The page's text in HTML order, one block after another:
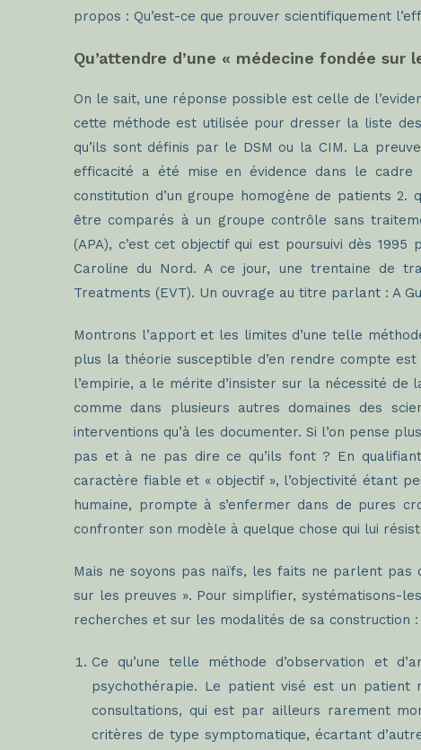
propos : Qu’est-ce que prouver scientifiquement
Qu’attendre d’une « médecine fondée sur
On le sait, une réponse possible est celle de
cette méthode est utilisée pour dresser la liste
qu’ils sont définis par le DSM ou la CIM. La
efficacité a été mise en évidence dans le cadre
constitution d’un groupe homogène de patients
être comparés à un groupe contrôle sans
(APA), c’est cet objectif qui est poursuivi dès
Caroline du Nord. A ce jour, une trentaine de
Treatments (EVT). Un ouvrage au titre parlant : A
Montrons l’apport et les limites d’une telle
plus la théorie susceptible d’en rendre compte
l’empirie, a le mérite d’insister sur la nécessité
comme dans plusieurs autres domaines des
interventions qu’à les documenter. Si l’on pense
pas et à ne pas dire ce qu’ils font ? En
caractère fiable et « objectif », l’objectivité étant
humaine, prompte à s’enfermer dans de pures
confronter son modèle à quelque chose qui lui
Mais ne soyons pas naïfs, les faits ne parlent pas
sur les preuves ». Pour simplifier, systématisons-
recherches et sur les modalités de sa construction :
Ce qu’une telle méthode d’observation et
psychothérapie. Le patient visé est un
consultations, qui est par ailleurs rarement
critères de type symptomatique, écartant